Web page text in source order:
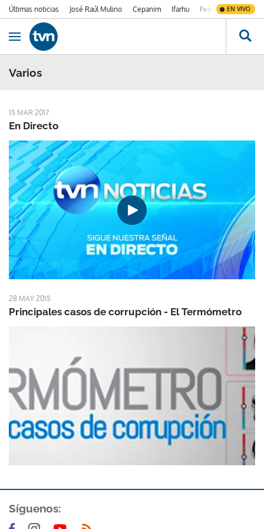
Últimas noticias José Raúl Mulino Cepanim Ifarhu Fenómeno de El
EN VIVO
Ir al contenido
Obrir navegació
Varios
15 MAR 2017
En Directo
28 MAY 2015
Principales casos de corrupción - El Termómetro
Síguenos: